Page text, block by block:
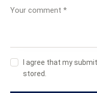
I agree that my
stored.